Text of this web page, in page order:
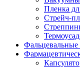
Пленка
Стрейч-